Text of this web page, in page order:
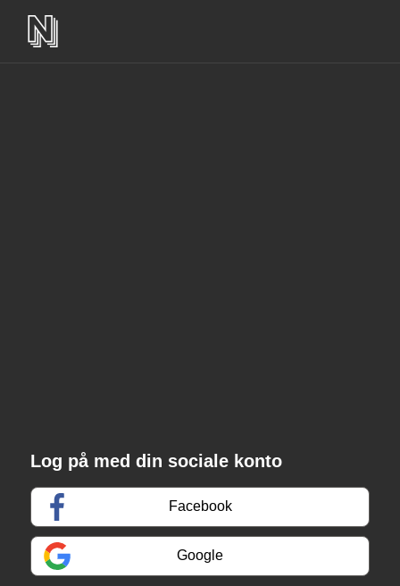
Log på med din sociale konto
Facebook
Google